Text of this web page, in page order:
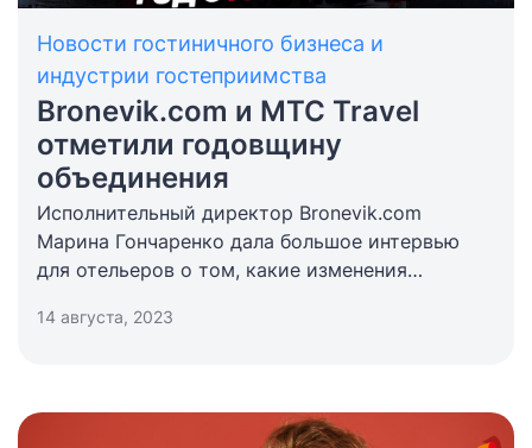
Новости гостиничного бизнеса и
индустрии гостеприимства
Bronevik.com и МТС Travel
отметили годовщину
объединения
Исполнительный директор Bronevik.com
Марина Гончаренко дала большое интервью
для отельеров о том, какие изменения
за прошлый год, о перспективах развития OTA
14 августа, 2023